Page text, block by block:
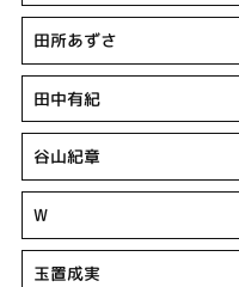
田所あずさ
田中有紀
谷山紀章
W
玉置成実